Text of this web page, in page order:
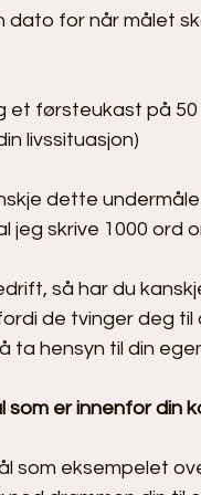
dato for når målet
et førsteukast på
livssituasjon)
dette
jeg skrive 1000 ord
så har du
de tvinger deg
ta hensyn til din
som er innenfor din
som eksempelet